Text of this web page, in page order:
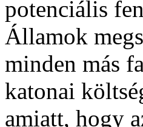
potenciális
Államok
minden más
katonai
amiatt, hogy